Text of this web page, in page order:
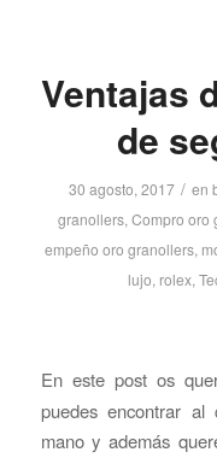
Ventajas
de
30 agosto, 2017 / en
granollers,Compro oro
empeño oro granollers,
lujo, rolex,
En este post os
puedes encontrar
mano y además